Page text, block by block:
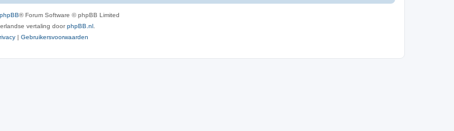
phpBB® Forum Software © phpBB Limited
vertaling doorphpBB.nl
| Gebruikersvoorwaarden